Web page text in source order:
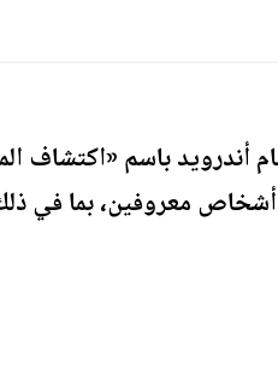
باسم «اكتشاف
أشخاص معروفين، بما في